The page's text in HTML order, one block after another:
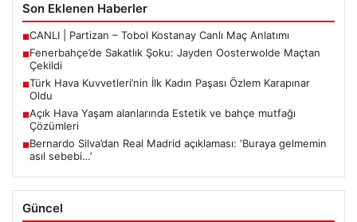
Son Eklenen Haberler
■CANLI | Partizan – Tobol Kostanay Canlı Maç Anlatımı
■Fenerbahçe’de Sakatlık Şoku: Jayden Oosterwolde Maçtan
Çekildi
■Türk Hava Kuvvetleri’nin İlk Kadın Paşası Özlem Karapınar
Oldu
■Açık Hava Yaşam alanlarında Estetik ve bahçe mutfağı
Çözümleri
■Bernardo Silva’dan Real Madrid açıklaması: ‘Buraya gelmemin
asıl sebebi…’
Güncel